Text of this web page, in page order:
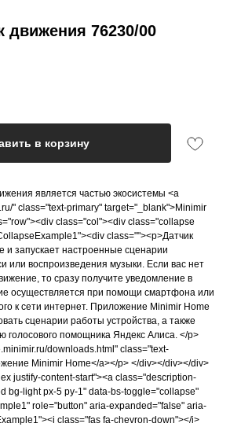
движения 76230/00
в корзину
является частью экосистемы <a
" class="text-primary" target="_blank">Minimir
class="col"><div class="collapse
class=""><p>Датчик
и запускает настроенные сценарии
или воспроизведения музыки. Если вас нет
то сразу получите уведомление в
осуществляется при помощи смартфона или
к сети интернет. Приложение Minimir Home
сценарии работы устройства, а также
голосового помощника Яндекс Алиса. </p>
downloads.html" class="text-
Minimir Home</a></p> </div></div></div>
justify-content-start"><a class="description-
bg-light px-5 py-1" data-bs-toggle="collapse"
role="button" aria-expanded="false" aria-
class="fas fa-chevron-down"></i>